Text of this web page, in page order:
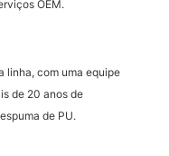
OEM.
linha, com uma equipe
de 20 anos de
de PU.